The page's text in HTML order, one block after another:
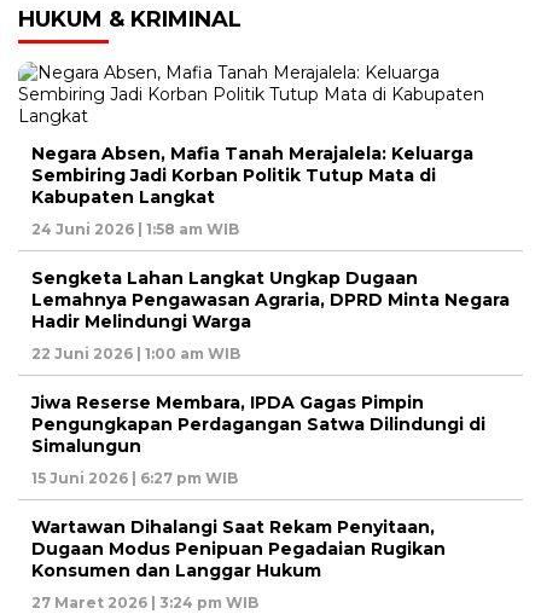
HUKUM & KRIMINAL
Negara Absen, Mafia Tanah Merajalela: Keluarga
Sembiring Jadi Korban Politik Tutup Mata di
Kabupaten Langkat
24 Juni 2026 | 1:58 am WIB
Sengketa Lahan Langkat Ungkap Dugaan
Lemahnya Pengawasan Agraria, DPRD Minta Negara
Hadir Melindungi Warga
22 Juni 2026 | 1:00 am WIB
Jiwa Reserse Membara, IPDA Gagas Pimpin
Pengungkapan Perdagangan Satwa Dilindungi di
Simalungun
15 Juni 2026 | 6:27 pm WIB
Wartawan Dihalangi Saat Rekam Penyitaan,
Dugaan Modus Penipuan Pegadaian Rugikan
Konsumen dan Langgar Hukum
27 Maret 2026 | 3:24 pm WIB